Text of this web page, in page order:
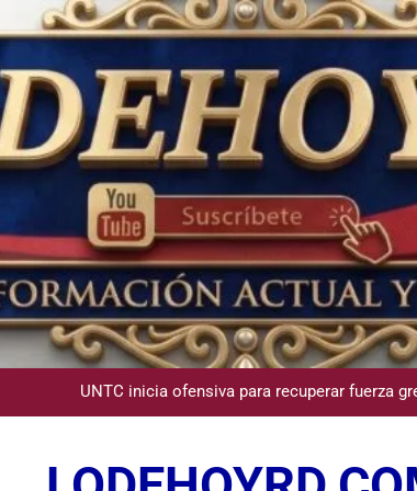
Comisión Hípica Nacional admite emisión de miles de
Guanin reconoce a Lora & Asociados por su
UNTC inicia ofensiva para recuperar fuerza